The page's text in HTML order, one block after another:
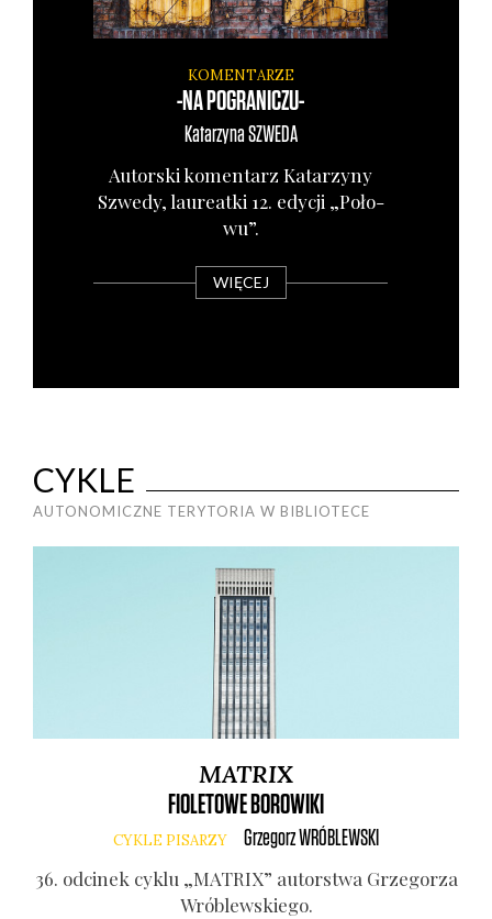
KOMENTARZE
-NA POGRANICZU-
KatarzynaSZWEDA
Autor­ski komen­tarz Kata­rzy­ny
Szwe­dy, lau­re­at­ki 12. edy­cji „Poło­
wu”.
WIĘCEJ
CYKLE
AUTONOMICZNE TERYTORIA W BIBLIOTECE
MATRIX
FIOLETOWE BOROWIKI
CYKLE PISARZY GrzegorzWRÓBLEWSKI
36. odci­nek cyklu „MATRIX” autor­stwa Grze­go­rza
Wró­blew­skie­go.